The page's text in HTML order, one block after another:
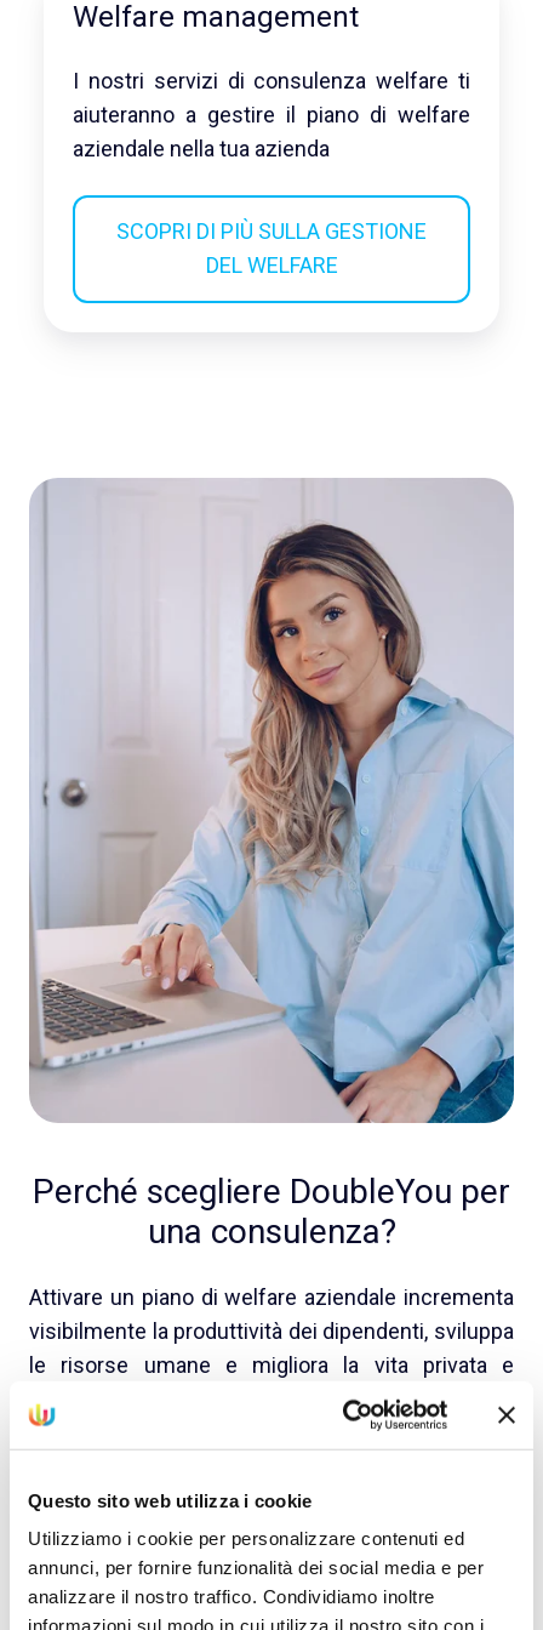
Questo sito web utilizza i cookie
Utilizziamo i cookie per personalizzare contenuti ed
annunci, per fornire funzionalità dei social media e per
analizzare il nostro traffico. Condividiamo inoltre
informazioni sul modo in cui utilizza il nostro sito con i
Welfare management
I nostri servizi di consulenza welfare ti
aiuteranno a gestire il piano di welfare
aziendale nella tua azienda
SCOPRI DI PIÙ SULLA GESTIONE
DEL WELFARE
Perché scegliere DoubleYou per
una consulenza?
Attivare un piano di welfare aziendale incrementa
visibilmente la produttività dei dipendenti, sviluppa
le risorse umane e migliora la vita privata e
lavorativa di tutti.
ogni settore e dimensione un servizio di
consulenza completo, frutto di anni di esperienza
nel welfare management e in costante
aggiornamento.